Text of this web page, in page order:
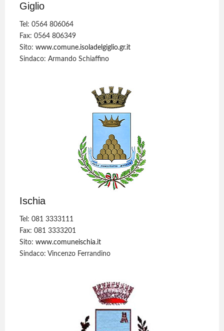
Giglio
Tel: 0564 806064
Fax: 0564 806349
Sito:www.comune.isoladelgiglio.gr.it
Sindaco: Armando Schiaffino
Ischia
Tel: 081 3333111
Fax: 081 3333201
Sito:www.comuneischia.it
Sindaco: Vincenzo Ferrandino